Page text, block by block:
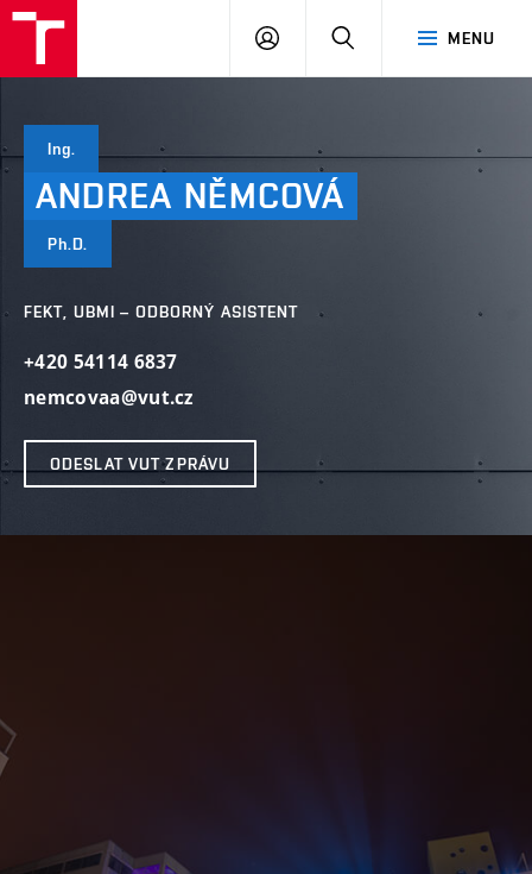
MENU
PŘIHLÁSIT
Ing.
ANDREA NĚMCOVÁ
Ph.D.
FEKT, UBMI – ODBORNÝ ASISTENT
+420 54114 6837
nemcovaa@vut.cz
ODESLAT VUT ZPRÁVU